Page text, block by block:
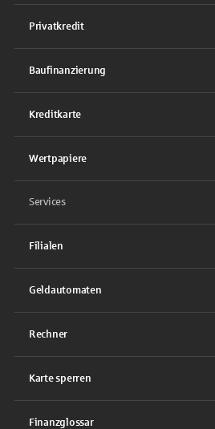
Privatkredit
Baufinanzierung
Kreditkarte
Wertpapiere
Services
Filialen
Geldautomaten
Rechner
Karte sperren
Finanzglossar